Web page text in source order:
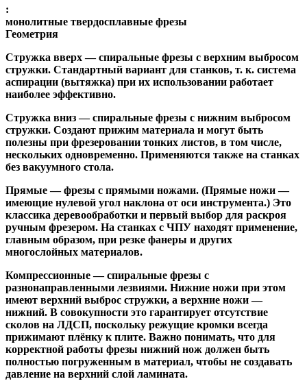
:
монолитные твердосплавные фрезы
Геометрия
Стружка вверх— спиральные фрезы с верхним выбросом
стружки. Стандартный вариант для станков, т. к. система
аспирации (вытяжка) при их использовании работает
наиболее эффективно.
Стружка вниз— спиральные фрезы с нижним выбросом
стружки. Создают прижим материала и могут быть
полезны при фрезеровании тонких листов, в том числе,
нескольких одновременно. Применяются также на станках
без вакуумного стола.
Прямые— фрезы с прямыми ножами. (Прямые ножи —
имеющие нулевой угол наклона от оси инструмента.) Это
классика деревообработки и первый выбор для раскроя
ручным фрезером. На станках с ЧПУ находят применение,
главным образом, при резке фанеры и других
многослойных материалов.
Компрессионные— спиральные фрезы с
разнонаправленными лезвиями. Нижние ножи при этом
имеют верхний выброс стружки, а верхние ножи —
нижний. В совокупности это гарантирует отсутствие
сколов на ЛДСП, поскольку режущие кромки всегда
прижимают плёнку к плите. Важно понимать, что для
корректной работы фрезы нижний нож должен быть
полностью погруженным в материал, чтобы не создавать
давление на верхний слой ламината.